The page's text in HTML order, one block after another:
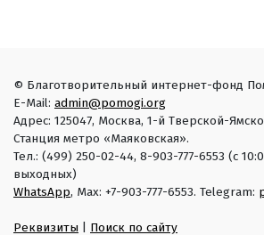
© Благотворительный интернет-фонд
E-Mail: admin@pomogi.org
Адрес: 125047, Москва, 1-й Тверской-
Станция метро «Маяковская».
Тел.: (499) 250-02-44, 8-903-777-6553 (с
выходных)
WhatsApp, Max: +7-903-777-6553. Telegram:
Реквизиты Поиск по сайту